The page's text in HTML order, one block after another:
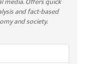
and fact-based
and society.